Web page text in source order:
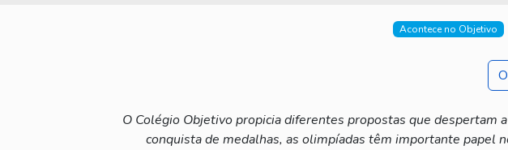
Acontece no Objetivo
O Colégio Objetivo propicia diferentes propostas que despertam
conquista de medalhas, as olimpíadas têm importante papel